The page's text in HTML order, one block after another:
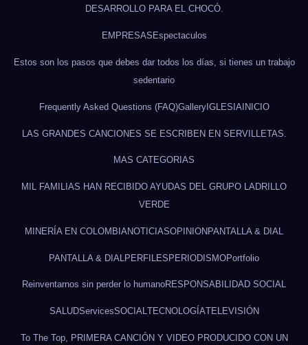
DESARROLLO PARA EL CHOCÓ.
EMPRESASEspectaculos
Estos son los pasos que debes dar todos los días, si tienes un trabajo
sedentario
Frequently Asked Questions (FAQ)GalleryIGLESIAINICIO
LAS GRANDES CANCIONES SE ESCRIBEN EN SERVILLETAS.
MAS CATEGORIAS
MIL FAMILIAS HAN RECIBIDO AYUDAS DEL GRUPO LADRILLO
VERDE
MINERÍA EN COLOMBIANOTICIASOPINIONPANTALLA & DIAL
PANTALLA & DIAL PERFILESPERIODISMOPortfolio
Reinventarnos sin perder lo humanoRESPONSABILIDAD SOCIAL
SALUDServicesSOCIAL TECNOLOGÍATELEVISIÓN
To The Top, PRIMERA CANCIÓN Y VIDEO PRODUCIDO CON UN